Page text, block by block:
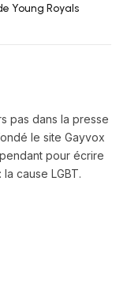
Young Royals
pas dans la presse
le site Gayvox
pour écrire
cause LGBT.